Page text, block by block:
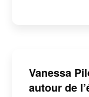
Vanessa
autour de